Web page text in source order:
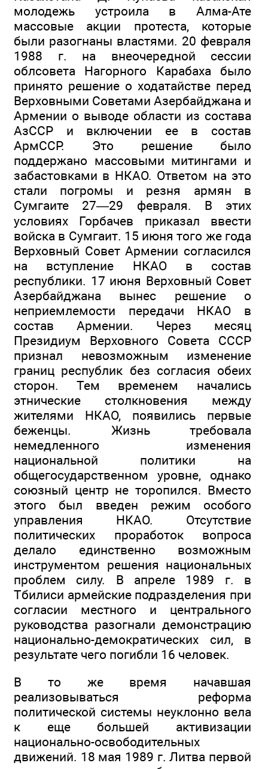
молодежь устроила в Алма-Ате
массовые акции протеста, которые
были разогнаны властями. 20 февраля
1988 г. на внеочередной сессии
облсовета Нагорного Карабаха было
принято решение о ходатайстве перед
Верховными Советами Азербайджана и
Армении о выводе области из состава
АзССР и включении ее в состав
АрмССР. Это решение было
поддержано массовыми митингами и
забастовками в НКАО. Ответом на это
стали погромы и резня армян в
Сумгаите 27—29 февраля. В этих
условиях Горбачев приказал ввести
войска в Сумгаит. 15 июня того же года
Верховный Совет Армении согласился
на вступление НКАО в состав
республики. 17 июня Верховный Совет
Азербайджана вынес решение о
неприемлемости передачи НКАО в
состав Армении. Через месяц
Президиум Верховного Совета СССР
признал невозможным изменение
границ республик без согласия обеих
сторон. Тем временем начались
этнические столкновения между
жителями НКАО, появились первые
беженцы. Жизнь требовала
немедленного изменения
национальной политики на
общегосударственном уровне, однако
союзный центр не торопился. Вместо
этого был введен режим особого
управления НКАО. Отсутствие
политических проработок вопроса
делало единственно возможным
инструментом решения национальных
проблем силу. В апреле 1989 г. в
Тбилиси армейские подразделения при
согласии местного и центрального
руководства разогнали демонстрацию
национально-демократических сил, в
результате чего погибли 16 человек.
В то же время начавшая
реализовываться реформа
политической системы неуклонно вела
к еще большей активизации
национально-освободительных
движений. 18 мая 1989 г. Литва первой